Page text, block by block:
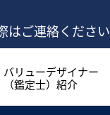
はご連絡ください
バリューデザイナー
（鑑定士）紹介